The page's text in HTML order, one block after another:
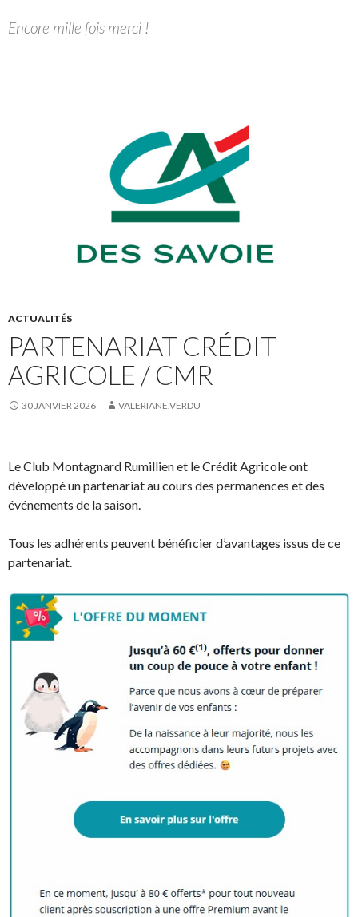
Encore mille fois merci !
ACTUALITÉS
PARTENARIAT CRÉDIT
AGRICOLE / CMR
30 JANVIER 2026 VALERIANE.VERDU
Le Club Montagnard Rumillien et le Crédit Agricole ont
développé un partenariat au cours des permanences et des
événements de la saison.
Tous les adhérents peuvent bénéficier d’avantages issus de ce
partenariat.